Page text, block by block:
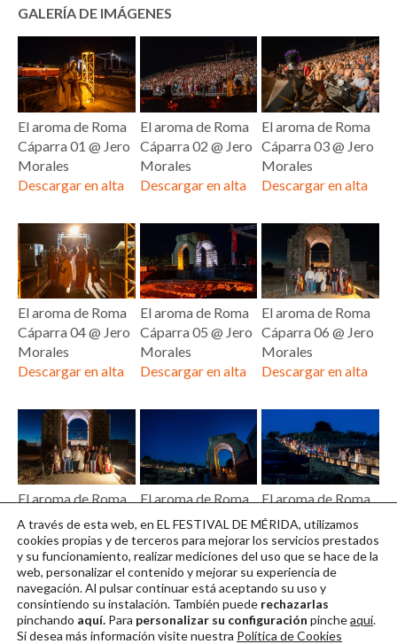
GALERÍA DE IMÁGENES
El aroma de Roma
Cáparra 01 @ Jero
Morales
Descargar en alta
El aroma de Roma
Cáparra 02 @ Jero
Morales
Descargar en alta
El aroma de Roma
Cáparra 03 @ Jero
Morales
Descargar en alta
El aroma de Roma
Cáparra 04 @ Jero
Morales
Descargar en alta
El aroma de Roma
Cáparra 05 @ Jero
Morales
Descargar en alta
El aroma de Roma
Cáparra 06 @ Jero
Morales
Descargar en alta
El aroma de Roma
Cáparra 07 @ Jero
Morales
Descargar en alta
El aroma de Roma
Cáparra 08 @ Jero
Morales
Descargar en alta
El aroma de Roma
Cáparra 09 @ Jero
Morales
Descargar en alta
A través de esta web, en EL FESTIVAL DE MÉRIDA, utilizamos
cookies propias y de terceros para mejorar los servicios prestados
y su funcionamiento, realizar mediciones del uso que se hace de la
web, personalizar el contenido y mejorar su experiencia de
navegación. Al pulsar continuarestá aceptando su uso y
consintiendo su instalación. También puede rechazarlas
pinchando aquí. Para personalizar su configuración pincheaquí.
Si desea más información visite nuestra Política de Cookies